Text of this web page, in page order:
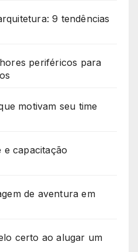
9 tendências
periféricos para
motivam seu time
e capacitação
de aventura em
certo ao alugar um